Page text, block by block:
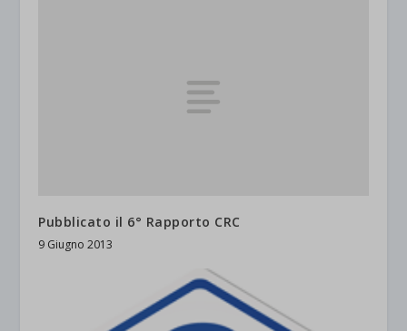
Pubblicato il 6° Rapporto CRC
9 Giugno 2013